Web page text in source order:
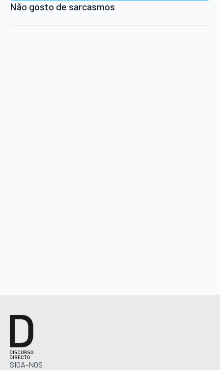
Não gosto de sarcasmos
SIGA-NOS